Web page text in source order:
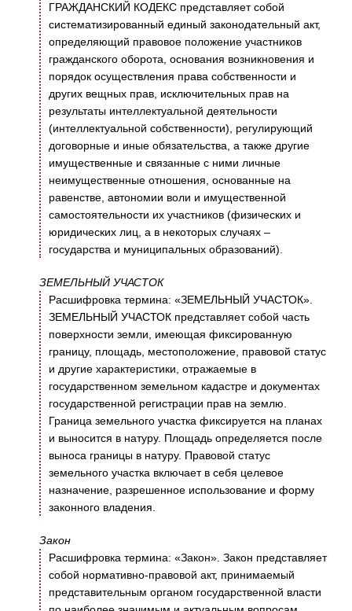
ГРАЖДАНСКИЙ КОДЕКС представляет собой
систематизированный единый законодательный акт,
определяющий правовое положение участников
гражданского оборота, основания возникновения и
порядок осуществления права собственности и
других вещных прав, исключительных прав на
результаты интеллектуальной деятельности
(интеллектуальной собственности), регулирующий
договорные и иные обязательства, а также другие
имущественные и связанные с ними личные
неимущественные отношения, основанные на
равенстве, автономии воли и имущественной
самостоятельности их участников (физических и
юридических лиц, а в некоторых случаях –
государства и муниципальных образований).
ЗЕМЕЛЬНЫЙ УЧАСТОК
Расшифровка термина: «ЗЕМЕЛЬНЫЙ УЧАСТОК».
ЗЕМЕЛЬНЫЙ УЧАСТОК представляет собой часть
поверхности земли, имеющая фиксированную
границу, площадь, местоположение, правовой статус
и другие характеристики, отражаемые в
государственном земельном кадастре и документах
государственной регистрации прав на землю.
Граница земельного участка фиксируется на планах
и выносится в натуру. Площадь определяется после
выноса границы в натуру. Правовой статус
земельного участка включает в себя целевое
назначение, разрешенное использование и форму
законного владения.
Закон
Расшифровка термина: «Закон». Закон представляет
собой нормативно-правовой акт, принимаемый
представительным органом государственной власти